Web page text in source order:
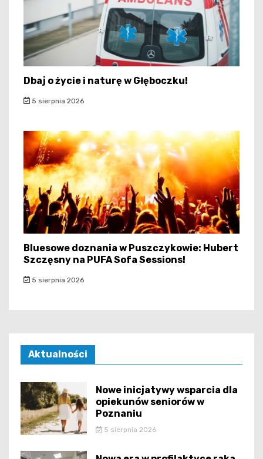
Dbaj o życie i naturę w Głęboczku!
5 sierpnia 2026
Bluesowe doznania w Puszczykowie: Hubert
Szczęsny na PUFA Sofa Sessions!
5 sierpnia 2026
Aktualności
Nowe inicjatywy wsparcia dla
opiekunów seniorów w
Poznaniu
5 sierpnia 2026